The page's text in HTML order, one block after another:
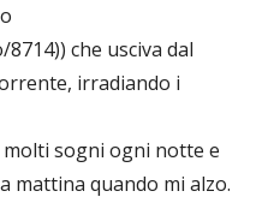
che usciva dal
irradiando i
sogni ogni notte e
mattina quando mi alzo.